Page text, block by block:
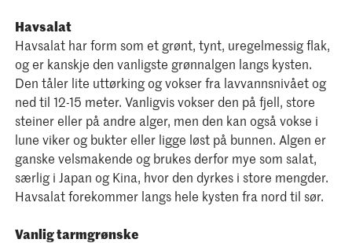
Havsalat
Havsalat har form som et grønt, tynt, uregelmessig flak,
og er kanskje den vanligste grønnalgen langs kysten.
Den tåler lite uttørking og vokser fra lavvannsnivået og
ned til 12-15 meter. Vanligvis vokser den på fjell, store
steiner eller på andre alger, men den kan også vokse i
lune viker og bukter eller ligge løst på bunnen. Algen er
ganske velsmakende og brukes derfor mye som salat,
særlig i Japan og Kina, hvor den dyrkes i store mengder.
Havsalat forekommer langs hele kysten fra nord til sør.
Vanlig tarmgrønske